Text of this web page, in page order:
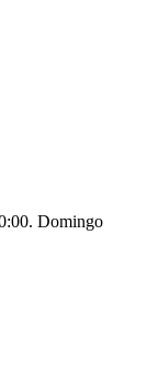
Domingo